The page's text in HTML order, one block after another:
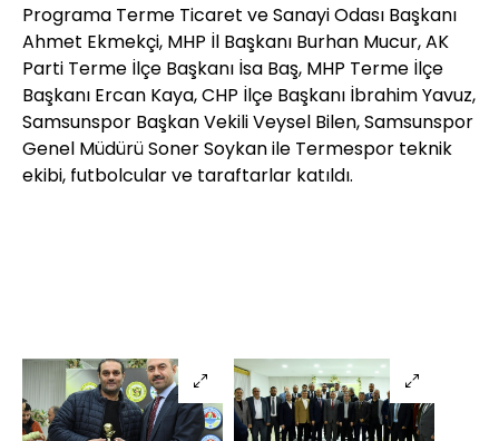
Programa Terme Ticaret ve Sanayi Odası Başkanı
Ahmet Ekmekçi, MHP İl Başkanı Burhan Mucur, AK
Parti Terme İlçe Başkanı İsa Baş, MHP Terme İlçe
Başkanı Ercan Kaya, CHP İlçe Başkanı İbrahim Yavuz,
Samsunspor Başkan Vekili Veysel Bilen, Samsunspor
Genel Müdürü Soner Soykan ile Termespor teknik
ekibi, futbolcular ve taraftarlar katıldı.